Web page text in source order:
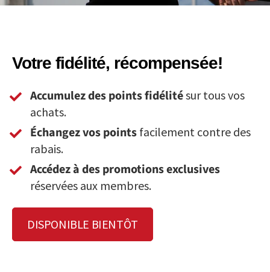
Votre fidélité, récompensée!
Accumulez des points fidélitésur tous vos
achats.
Échangez vos points facilement contre des
rabais.
Accédez à des promotions exclusives
réservées aux membres.
DISPONIBLE BIENTÔT